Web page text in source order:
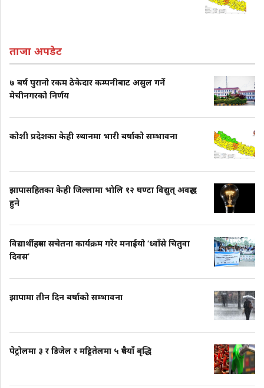
ताजा अपडेट
७ बर्ष पुरानो रकम ठेकेदार कम्पनीबाट असुल गर्ने
मेचीनगरको निर्णय
कोशी प्रदेशका केही स्थानमा भारी बर्षाको सम्भावना
झापासहितका केही जिल्लामा भोलि १२ घण्टा विद्युत् अवरुद्ध
हुने
विद्यार्थीहरुमा सचेतना कार्यक्रम गरेर मनाईयो ‘ध्वाँसे चितुवा
दिवस’
झापामा तीन दिन बर्षाको सम्भावना
पेट्रोलमा ३ र डिजेल र मट्टितेलमा ५ रुपैयाँ बृद्धि